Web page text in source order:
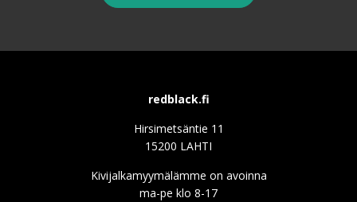
redblack.fi
Hirsimetsäntie 11
15200 LAHTI
Kivijalkamyymälämme on avoinna
ma-pe klo 8-17